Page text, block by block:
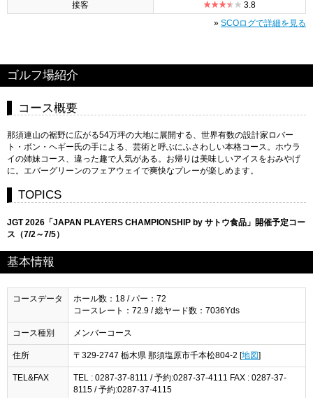
接客
3.8
» SCOログで詳細を見る
ゴルフ場紹介
コース概要
那須連山の裾野に広がる54万坪の大地に展開する、世界有数の設計家ロバー
ト・ボン・ヘギー氏の手による、芸術と呼ぶにふさわしい本格コース。ホウラ
イの姉妹コース、違った趣で人気がある。お帰りは美味しいアイスをおみやげ
に。エバーグリーンのフェアウェイで爽快なプレーが楽しめます。
TOPICS
JGT 2026「JAPAN PLAYERS CHAMPIONSHIP by サトウ食品」開催予定コー
ス（7/2～7/5）
基本情報
コースデータ
ホール数：18 / パー：72
コースレート：72.9 / 総ヤード数：7036Yds
コース種別 メンバーコース
住所 〒329-2747 栃木県 那須塩原市千本松804-2 [地図]
TEL&FAX
TEL : 0287-37-8111 / 予約:0287-37-4111 FAX : 0287-37-
8115 / 予約:0287-37-4115